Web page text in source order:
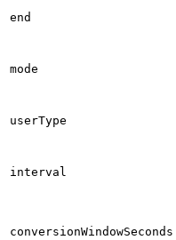
end
mode
userType
interval
conversionWindowSeconds